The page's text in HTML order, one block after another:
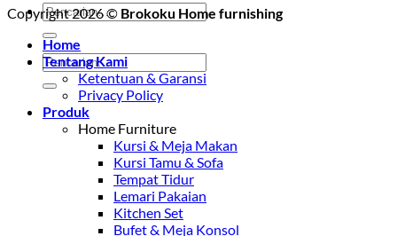
Pencarian
untuk:
Pencarian
untuk:
Copyright 2026 © Brokoku Home furnishing
Home
Tentang Kami
Ketentuan & Garansi
Privacy Policy
Produk
Home Furniture
Kursi & Meja Makan
Kursi Tamu & Sofa
Tempat Tidur
Lemari Pakaian
Kitchen Set
Bufet & Meja Konsol